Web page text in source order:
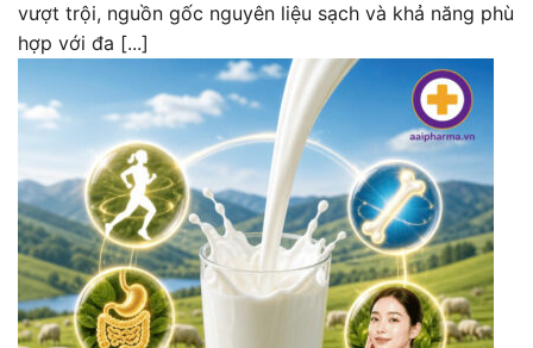
vượt trội, nguồn gốc nguyên liệu sạch và khả năng phù
hợp với đa [...]